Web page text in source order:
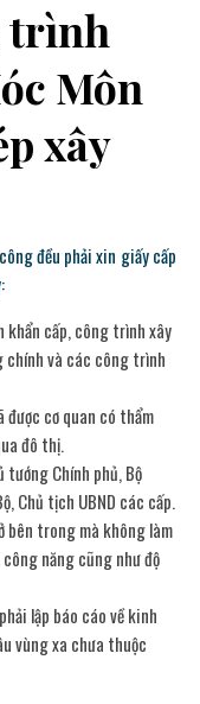
trình
Môn
xây
đều phải xin giấy cấp
cấp, công trình xây
chính và các công trình
được cơ quan có thẩm
đô thị.
Chính phủ, Bộ
Chủ tịch UBND các cấp.
bên trong mà không làm
năng cũng như độ
lập báo cáo về kinh
vùng xa chưa thuộc